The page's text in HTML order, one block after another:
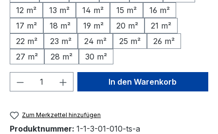
12 m²
13 m² 14 m² 15 m²
16 m²
17 m²
18 m² 19 m² 20 m²
21 m²
22 m²
23 m² 24 m² 25 m²
26 m²
27 m²
28 m² 30 m²
Produkt Anzahl: Gib denIn den Warenkorb
Zum Merkzettel hinzufügen
Produktnummer: 1-1-3-01-010-ts-a